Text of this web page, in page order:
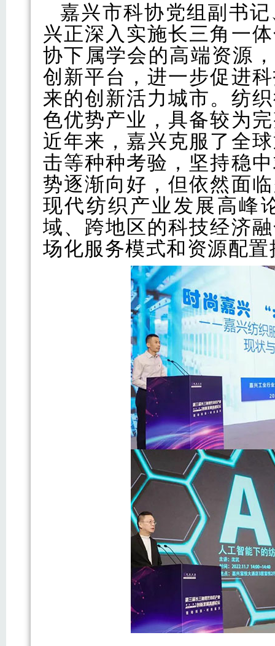
嘉兴市科协党组副书
兴正深入实施长三角一
协下属学会的高端资源
创新平台，进一步促进
来的创新活力城市。纺
色优势产业，具备较为
近年来，嘉兴克服了全
击等种种考验，坚持稳
势逐渐向好，但依然面
现代纺织产业发展高峰
域、跨地区的科技经济
场化服务模式和资源配